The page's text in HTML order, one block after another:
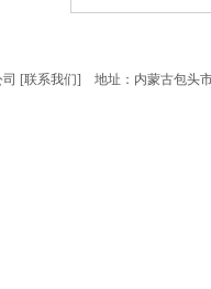
司 [联系我们] 地址：内蒙古包头市